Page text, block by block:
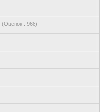
(Оценок : 968)